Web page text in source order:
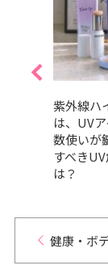
紫外線ハ
は、UV
数使いが
すべき
は？
健康・ボ